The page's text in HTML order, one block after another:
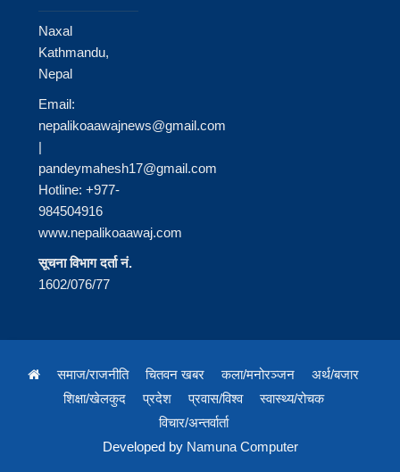
Naxal
Kathmandu,
Nepal
Email:
nepalikoaawajnews@gmail.com
|
pandeymahesh17@gmail.com
Hotline: +977-
984504916
www.nepalikoaawaj.com
सूचना विभाग दर्ता नं.
1602/076/77
समाज/राजनीति चितवन खबर कला/मनोरञ्जन
अर्थ/बजार
शिक्षा/खेलकुद
प्रदेश प्रवास/विश्व
स्वास्थ्य/रोचक
विचार/अन्तर्वार्ता
Developed by Namuna Computer